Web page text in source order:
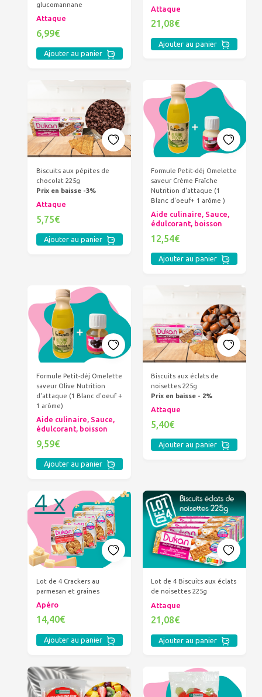
glucomannane
Attaque
6,99€
Ajouter au panier
Attaque
21,08€
Ajouter au panier
Biscuits aux pépites de
chocolat 225g
Prix en baisse -3%
Attaque
5,75€
Ajouter au panier
Formule Petit-déj Omelette
saveur Crème Fraîche
Nutrition d'attaque (1
Blanc d'oeuf+ 1 arôme )
Aide culinaire, Sauce,
édulcorant, boisson
12,54€
Ajouter au panier
Formule Petit-déj Omelette
saveur Olive Nutrition
d'attaque (1 Blanc d'oeuf +
1 arôme)
Aide culinaire, Sauce,
édulcorant, boisson
9,59€
Ajouter au panier
Biscuits aux éclats de
noisettes 225g
Prix en baisse - 2%
Attaque
5,40€
Ajouter au panier
Lot de 4 Crackers au
parmesan et graines
Apéro
14,40€
Ajouter au panier
Lot de 4 Biscuits aux éclats
de noisettes 225g
Attaque
21,08€
Ajouter au panier